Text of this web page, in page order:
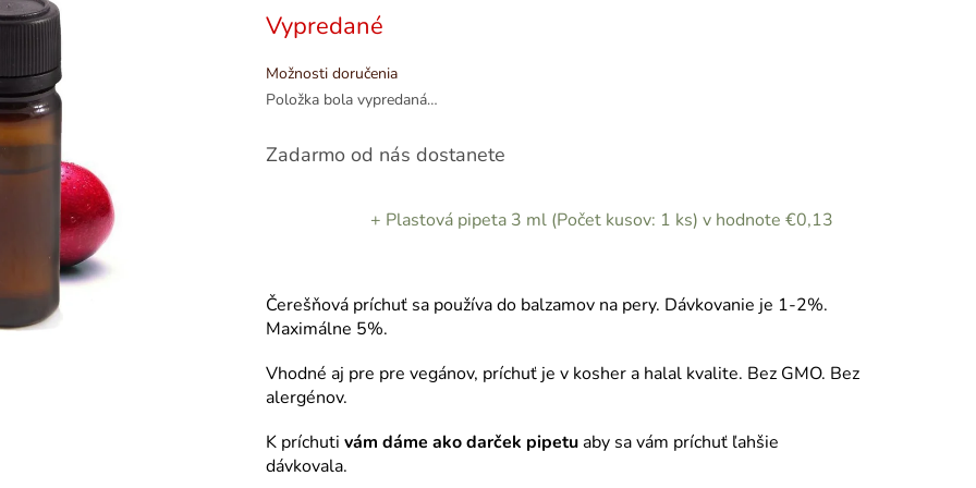
Vypredané
Možnosti doručenia
Položka bola vypredaná…
Zadarmo od nás dostanete
+ Plastová pipeta 3 ml (Počet kusov: 1 ks) v hodnote €0,13
Čerešňová príchuť sa používa do balzamov na pery. Dávkovanie je 1-2%.
Maximálne 5%.
Vhodné aj pre pre vegánov, príchuť je v kosher a halal kvalite. Bez GMO. Bez
alergénov.
K príchuti vám dáme ako darček pipetuaby sa vám príchuť ľahšie
dávkovala.